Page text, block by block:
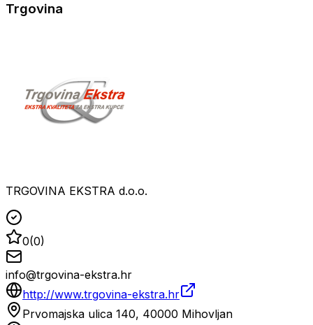
Trgovina
TRGOVINA EKSTRA d.o.o.
0(0)
info@trgovina-ekstra.hr
http://www.trgovina-ekstra.hr
Prvomajska ulica 140, 40000 Mihovljan